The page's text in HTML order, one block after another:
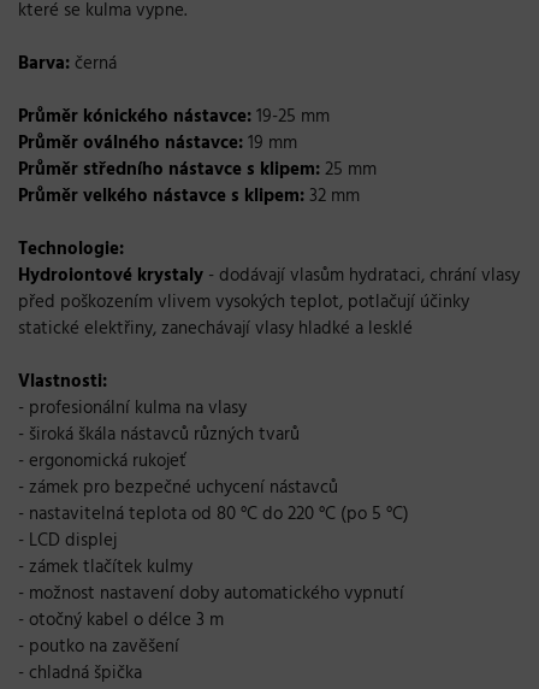
které se kulma vypne.
Barva: černá
Průměr kónického nástavce:19-25 mm
Průměr oválného nástavce:19 mm
Průměr středního nástavce s klipem:25 mm
Průměr velkého nástavce s klipem: 32 mm
Technologie:
Hydroiontové krystaly - dodávají vlasům hydrataci, chrání vlasy
před poškozením vlivem vysokých teplot, potlačují účinky
statické elektřiny, zanechávají vlasy hladké a lesklé
Vlastnosti:
- profesionální kulma na vlasy
- široká škála nástavců různých tvarů
- ergonomická rukojeť
- zámek pro bezpečné uchycení nástavců
- nastavitelná teplota od 80 °C do 220 °C (po 5 °C)
- LCD displej
- zámek tlačítek kulmy
- možnost nastavení doby automatického vypnutí
- otočný kabel o délce 3 m
- poutko na zavěšení
- chladná špička